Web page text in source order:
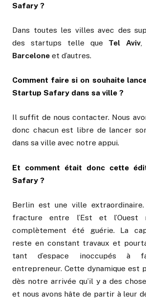
Safary ?
Dans toutes les villes avec des
des startups telle que Tel Aviv,
Barcelone et d’autres.
Comment faire si on souhaite
Startup Safary dans sa ville ?
Il suffit de nous contacter. Nous
donc chacun est libre de lancer
dans sa ville avec notre appui.
Et comment était donc cette
Safary ?
Berlin est une ville extraordinaire.
fracture entre l’Est et l’Ouest
complètement été guérie. La
reste en constant travaux et
tant d’espace inoccupés à
entrepreneur. Cette dynamique est
dès notre arrivée qu’il y a des
et nous avons hâte de partir à leur